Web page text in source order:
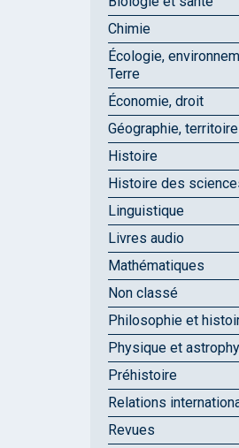
Chimie
Écologie,
Terre
Économie, droit
Géographie,
Histoire
Histoire des
Linguistique
Livres audio
Mathématiques
Non classé
Philosophie et
Physique et
Préhistoire
Relations
Revues